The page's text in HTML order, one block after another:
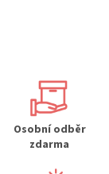
Osobní odběr
zdarma